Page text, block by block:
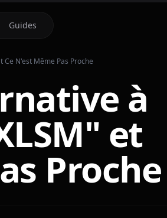
Guides
Ce N'est Même Pas Proche
à
et
Proche